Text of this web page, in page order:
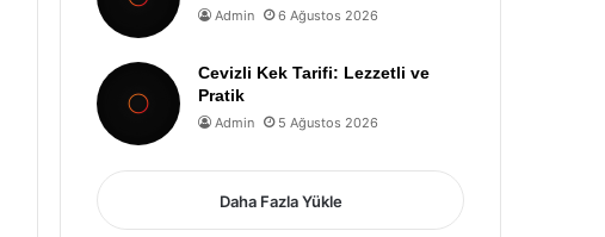
Admin 6 Ağustos 2026
Cevizli Kek Tarifi: Lezzetli ve
Pratik
Admin 5 Ağustos 2026
Daha Fazla Yükle